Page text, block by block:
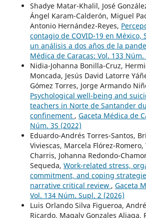
Shadye Matar-Khalil, José
Ángel Karam-Calderón, Miguel
Antonio Hernández-Reyes,
contagio de COVID-19 en México,
un análisis a dos años de la
Médica de Caracas: Vol. 133
Nidia-Johanna Bonilla-Cruz,
Moncada, Jesús David Latorre
Gómez Torres, Jorge Armando
Psychological well-being and
teachers in Norte de Santander
confinement , Gaceta Médica de
Núm. 3S (2022)
Eduardo-Andrés Torres-Santos,
Viviescas, Marcela Flórez-
Charris, Johanna Redondo-
Sequeda, Work-related stress,
commitment, and coping
narrative critical review , Gaceta
Vol. 134 Núm. Supl. 2 (2026)
Luis Orlando Silva Figueroa,
Ricardo, Magaly Gonzales Aliaga,